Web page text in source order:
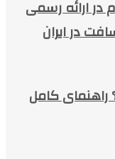
ارائه رسمی
در ایران
راهنمای کامل